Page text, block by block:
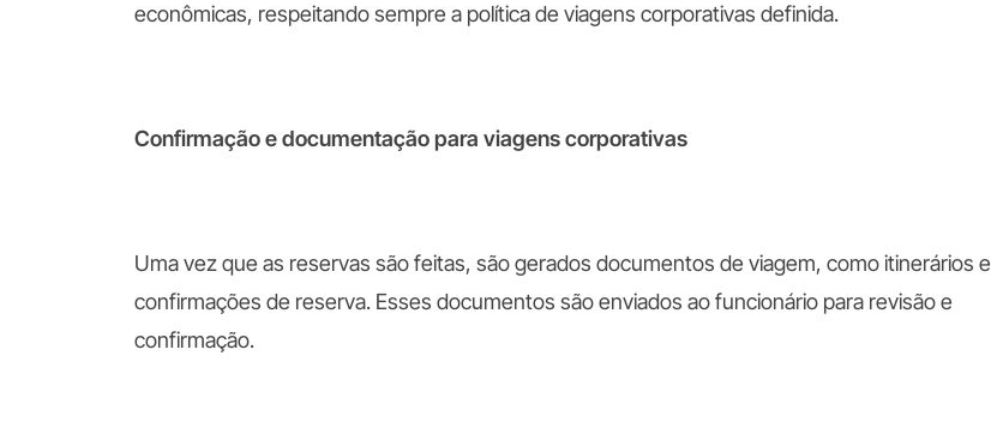
econômicas, respeitando sempre a política de viagens corporativas definida.
Confirmação e documentação para viagens corporativas
Uma vez que as reservas são feitas, são gerados documentos de viagem, como itinerários e
confirmações de reserva. Esses documentos são enviados ao funcionário para revisão e
confirmação.